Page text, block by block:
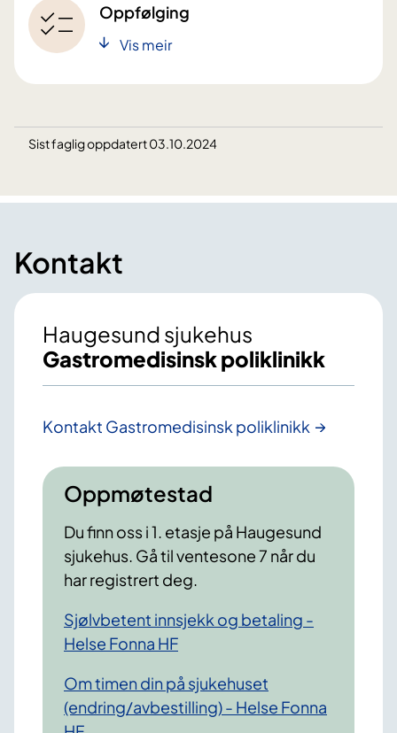
Oppfølging
Vis meir
Sist faglig oppdatert 03.10.2024
Kontakt
Haugesund sjukehus
Gastromedisinsk poliklinikk
Kontakt Gastromedisinsk poliklinikk
Oppmøtestad
Du finn oss i 1. etasje på Haugesund
sjukehus. Gå til ventesone 7 når du
har registrert deg.
Sjølvbetent innsjekk og betaling -
Helse Fonna HF
Om timen din på sjukehuset
(endring/avbestilling) - Helse Fonna